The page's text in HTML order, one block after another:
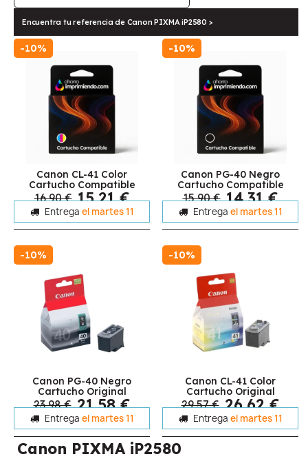
Encuentra tu referencia de Canon PIXMA iP2580 >
-10%
Canon CL-41 Color
Cartucho Compatible
16,90 € 15,21 €
Entrega el martes 11
-10%
Canon PG-40 Negro
Cartucho Compatible
15,90 € 14,31 €
Entrega el martes 11
-10%
Canon PG-40 Negro
Cartucho Original
23,98 € 21,58 €
Entrega el martes 11
-10%
Canon CL-41 Color
Cartucho Original
29,57 € 26,62 €
Entrega el martes 11
Canon PIXMA iP2580